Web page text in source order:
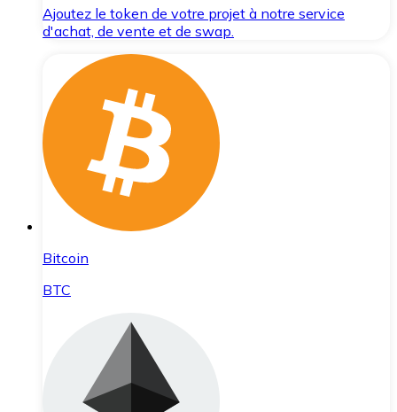
Ajoutez le token de votre projet à notre service
d'achat, de vente et de swap.
Bitcoin
BTC